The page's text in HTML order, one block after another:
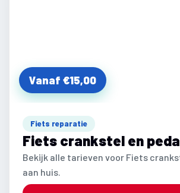
Vanaf €15,00
Fiets reparatie
Fiets crankstel en
Bekijk alle tarieven voor Fiets
aan huis.